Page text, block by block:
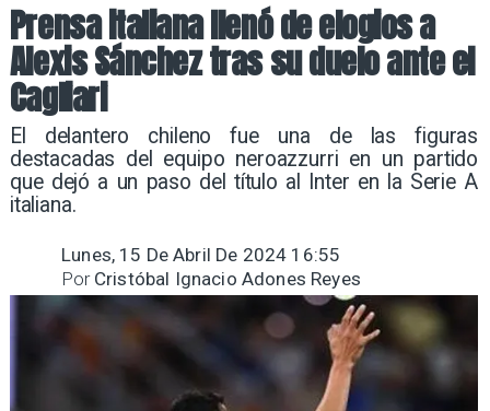
Prensa italiana llenó de elogios a
Alexis Sánchez tras su duelo ante el
Cagliari
​El delantero chileno fue una de las figuras
destacadas del equipo neroazzurri en un partido
que dejó a un paso del título al Inter en la Serie A
italiana.
Lunes, 15 De Abril De 2024 16:55
Cristóbal Ignacio Adones Reyes
Por